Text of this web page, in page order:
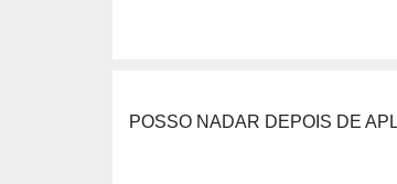
POSSO NADAR DEPOIS DE